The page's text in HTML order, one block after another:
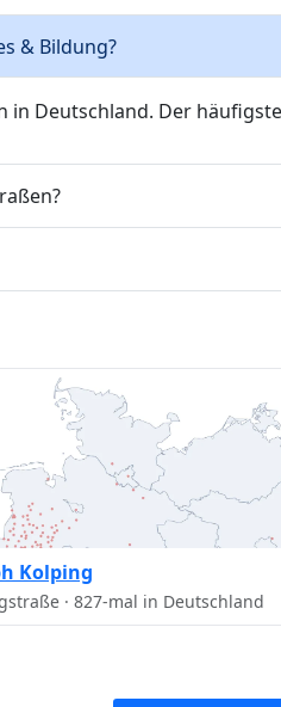
& Bildung?
Deutschland. Der
Kolping
· 827-mal in Deutschland